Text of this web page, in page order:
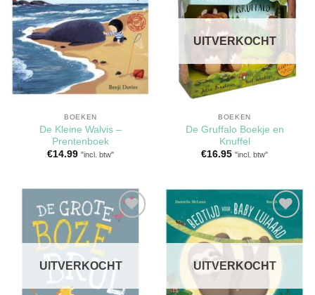
Toevoegen
aan
verlanglijst
BOEKEN
De Kleine Walvis –
Prentenboek
€14.99 "incl. btw"
Toevoegen
aan
verlanglijst
UITVERKOCHT
BOEKEN
De Gruffalo Boekje en
Knuffel
€16.95 "incl. btw"
Toevoegen
aan
verlanglijst
UITVERKOCHT
Toevoegen
aan
verlanglijst
UITVERKOCHT